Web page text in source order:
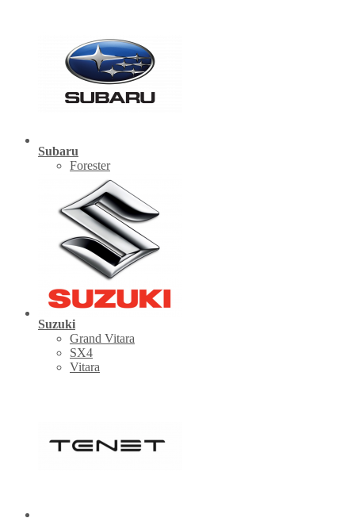
Subaru
Forester
Suzuki
Grand Vitara
SX4
Vitara